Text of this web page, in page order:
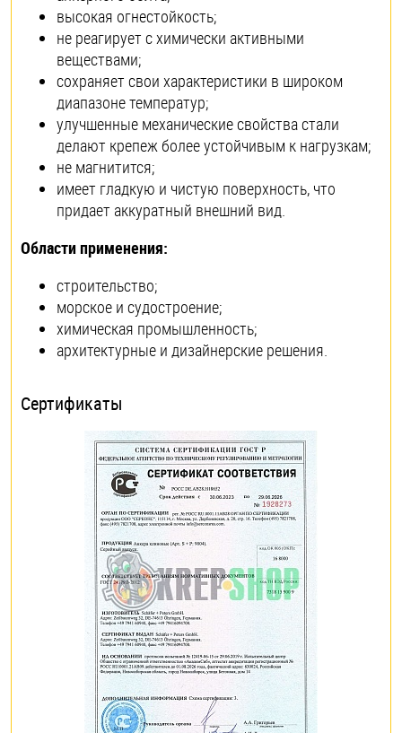
высокая огнестойкость;
не реагирует с химически активными
веществами;
сохраняет свои характеристики в широком
диапазоне температур;
улучшенные механические свойства стали
делают крепеж более устойчивым к нагрузкам;
не магнитится;
имеет гладкую и чистую поверхность, что
придает аккуратный внешний вид.
Области применения:
строительство;
морское и судостроение;
химическая промышленность;
архитектурные и дизайнерские решения.
Сертификаты